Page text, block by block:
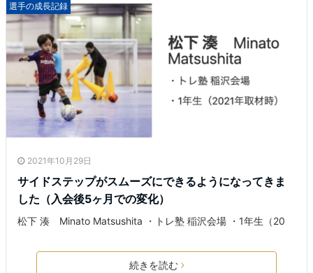
選手の成長記録
2021年10月29日
サイドステップがスムーズにできるようになってきま
した（入会後5ヶ月での変化）
松下 湊 Minato Matsushita ・トレ塾 稲沢会場 ・1年生（20
続きを読む